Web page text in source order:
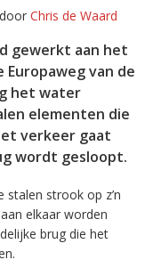
Chris de Waard
gewerkt aan het
van de
het water
elementen die
verkeer gaat
wordt gesloopt.
stalen strook op z’n
elkaar worden
brug die het